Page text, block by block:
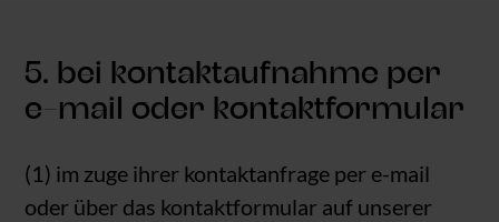
5. bei kontaktaufnahme per
e-mail oder kontaktformular
(1) im zuge ihrer kontaktanfrage per e-mail
oder über das kontaktformular auf unserer